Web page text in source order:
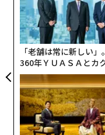
「本づくりで大切な
理屈だと思っていま
届けること。読者が
し、そこから逆算し
届けられるか、それ
や体裁を考えます」
本にはそれぞれ
「老舗は常に新しい
360年ＹＵＡＳＡとカ
CEO田尻望が語る、AI
る人の価値